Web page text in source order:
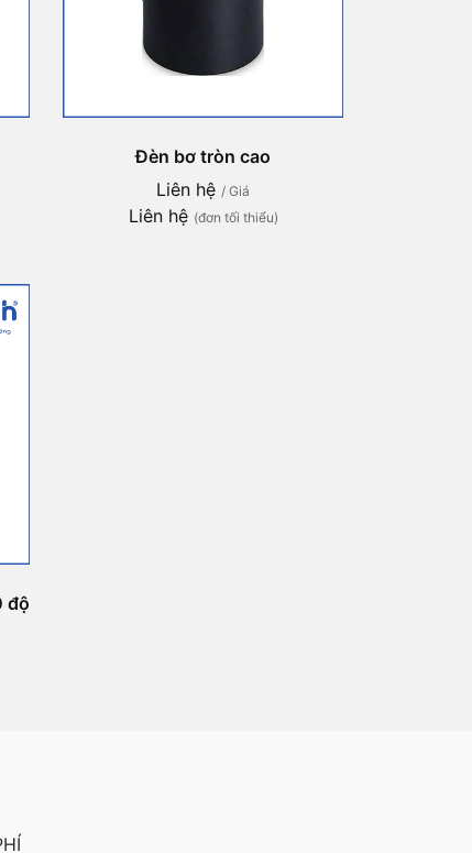
Đèn bơ tròn cao
Liên hệ / Giá
Liên hệ (đơn tối thiểu)
độ